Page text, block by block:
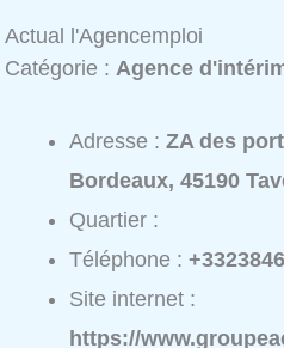
Actual l'Agencemploi
Catégorie : Agence
Adresse :ZA des
Bordeaux, 45190
Quartier :
Téléphone :
Site internet :
https://